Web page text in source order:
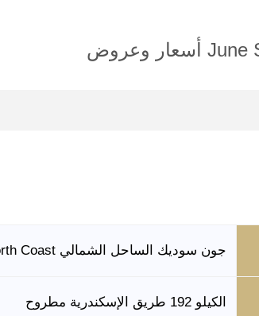
جون سوديك الساحل الشمالي June Sodic North Coast
الكيلو 192 طريق الإسكندرية مطروح